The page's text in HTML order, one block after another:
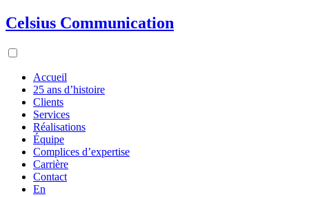
Celsius Communication
Accueil
25 ans d’histoire
Clients
Services
Réalisations
Équipe
Complices d’expertise
Carrière
Contact
En